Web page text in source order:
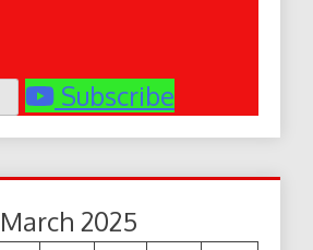
Subscribe
March 2025